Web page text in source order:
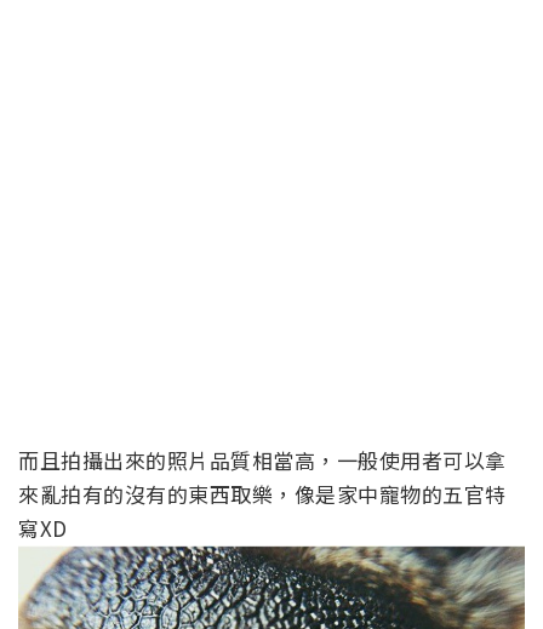
而且拍攝出來的照片品質相當高，一般使用者可以拿
來亂拍有的沒有的東西取樂，像是家中寵物的五官特
寫XD